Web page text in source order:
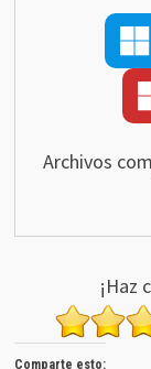
Archivos
¡Haz
Comparte esto: